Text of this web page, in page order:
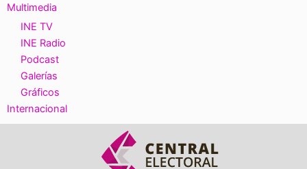
Multimedia
INE TV
INE Radio
Podcast
Galerías
Gráficos
Internacional